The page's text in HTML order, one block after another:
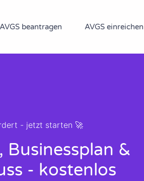
AVGS beantragen AVGS einreichen
- jetzt starten 🚀
&
- kostenlos